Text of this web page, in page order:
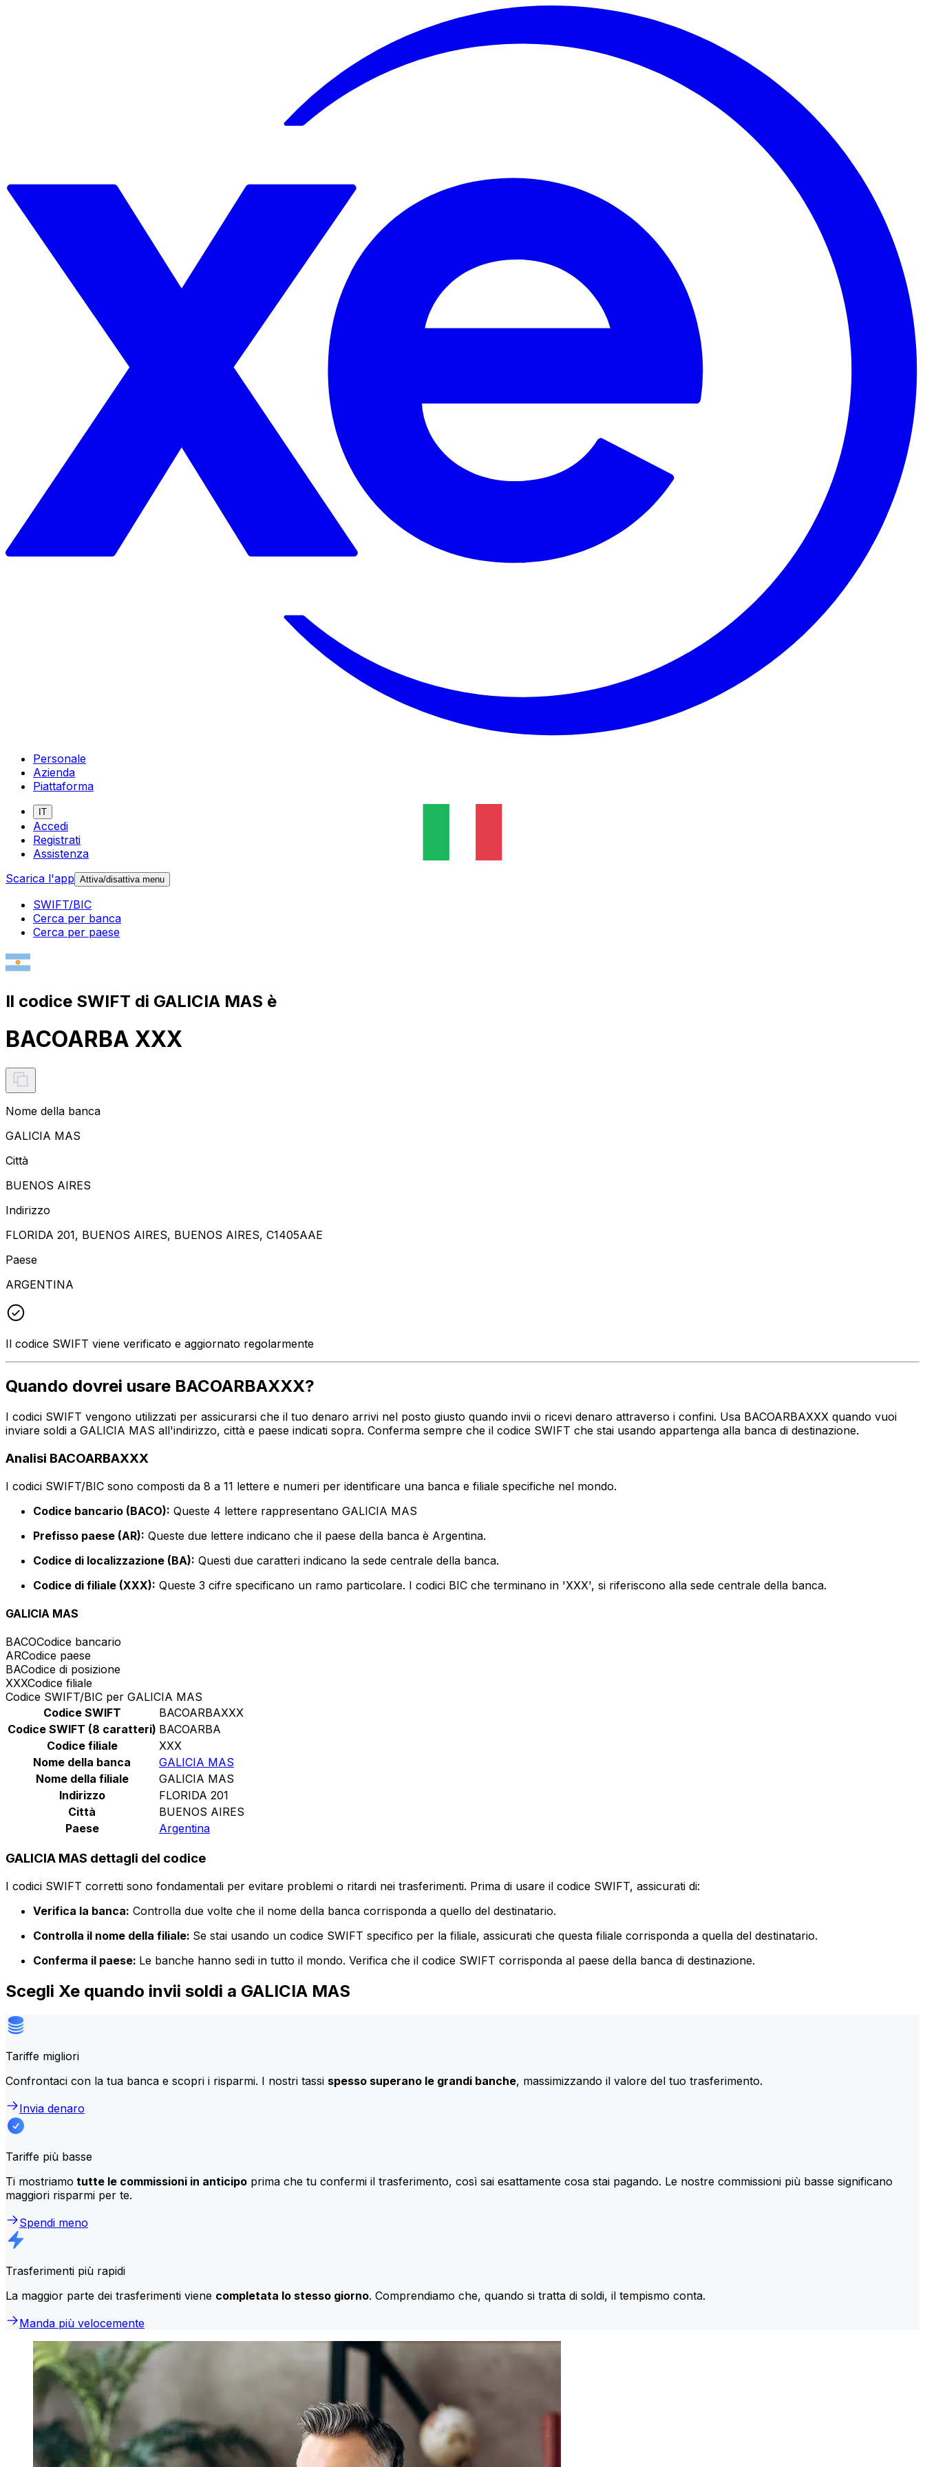
Personale
Azienda
Piattaforma
IT
Accedi
Registrati
Assistenza
Scarica l'app Attiva/disattiva menu
SWIFT/BIC
Cerca per banca
Cerca per paese
Il codice SWIFT di GALICIA MAS è
BACOARBA XXX
Nome della banca
GALICIA MAS
Città
BUENOS AIRES
Indirizzo
FLORIDA 201, BUENOS AIRES, BUENOS AIRES, C1405AAE
Paese
ARGENTINA
Il codice SWIFT viene verificato e aggiornato regolarmente
Quando dovrei usare BACOARBAXXX?
I codici SWIFT vengono utilizzati per assicurarsi che il tuo denaro arrivi nel posto giusto quando invii o ricevi denaro attraverso i confini. Usa BACOARBAXXX quando vuoi
inviare soldi a GALICIA MAS all'indirizzo, città e paese indicati sopra. Conferma sempre che il codice SWIFT che stai usando appartenga alla banca di destinazione.
Analisi BACOARBAXXX
I codici SWIFT/BIC sono composti da 8 a 11 lettere e numeri per identificare una banca e filiale specifiche nel mondo.
Codice bancario (BACO): Queste 4 lettere rappresentano GALICIA MAS
Prefisso paese (AR): Queste due lettere indicano che il paese della banca è Argentina.
Codice di localizzazione (BA): Questi due caratteri indicano la sede centrale della banca.
Codice di filiale (XXX): Queste 3 cifre specificano un ramo particolare. I codici BIC che terminano in 'XXX', si riferiscono alla sede centrale della banca.
GALICIA MAS
BACOCodice bancario
ARCodice paese
BACodice di posizione
XXXCodice filiale
Codice SWIFT/BIC per GALICIA MAS
Codice SWIFT
BACOARBAXXX
Codice SWIFT (8 caratteri) BACOARBA
Codice filiale
XXX
Nome della banca
GALICIA MAS
Nome della filiale
GALICIA MAS
Indirizzo
FLORIDA 201
Città
BUENOS AIRES
Paese
Argentina
GALICIA MAS dettagli del codice
I codici SWIFT corretti sono fondamentali per evitare problemi o ritardi nei trasferimenti. Prima di usare il codice SWIFT, assicurati di:
Verifica la banca: Controlla due volte che il nome della banca corrisponda a quello del destinatario.
Controlla il nome della filiale: Se stai usando un codice SWIFT specifico per la filiale, assicurati che questa filiale corrisponda a quella del destinatario.
Conferma il paese: Le banche hanno sedi in tutto il mondo. Verifica che il codice SWIFT corrisponda al paese della banca di destinazione.
Scegli Xe quando invii soldi a GALICIA MAS
Tariffe migliori
Confrontaci con la tua banca e scopri i risparmi. I nostri tassi spesso superano le grandi banche, massimizzando il valore del tuo trasferimento.
Invia denaro
Tariffe più basse
Ti mostriamo tutte le commissioni in anticipo prima che tu confermi il trasferimento, così sai esattamente cosa stai pagando. Le nostre commissioni più basse significano
maggiori risparmi per te.
Spendi meno
Trasferimenti più rapidi
La maggior parte dei trasferimenti viene completata lo stesso giorno. Comprendiamo che, quando si tratta di soldi, il tempismo conta.
Manda più velocemente